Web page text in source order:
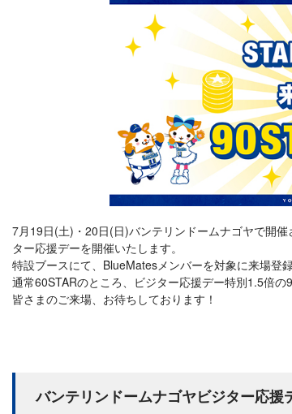
7月19日(土)・20日(日)バンテリンドームナゴヤで開
ター応援デーを開催いたします。
特設ブースにて、BlueMatesメンバーを対象に来場登
通常60STARのところ、ビジター応援デー特別1.5倍の
皆さまのご来場、お待ちしております！
バンテリンドームナゴヤビジター応援